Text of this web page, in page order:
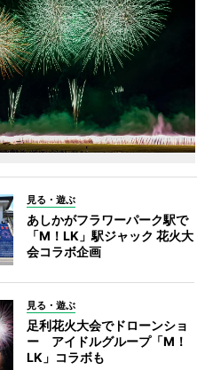
見る・遊ぶ
あしかがフラワーパーク駅で
「M！LK」駅ジャック 花火大
会コラボ企画
見る・遊ぶ
足利花火大会でドローンショ
ー アイドルグループ「M！
LK」コラボも